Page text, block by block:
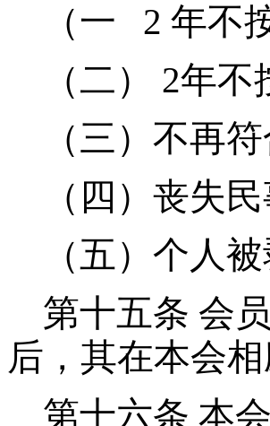
（一 2 年不
（二） 2年
（三）不再
（四）丧失
（五）个人
第十五条 会
后，其在本会
第十六条 本